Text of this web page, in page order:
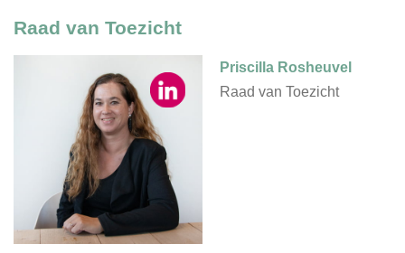
Raad van Toezicht
Priscilla Rosheuvel
Raad van Toezicht